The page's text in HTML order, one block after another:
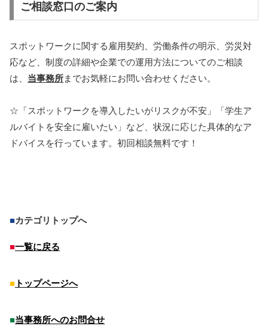
ご相談窓口のご案内
スポットワークに関する雇用契約、労働条件の明示、労災対
応など、制度の詳細や企業での運用方法についてのご相談
は、 当事務所までお気軽にお問い合わせください。
☆「スポットワークを導入したいがリスクが不安」「学生ア
ルバイトを安全に雇いたい」など、状況に応じた具体的なア
ドバイスを行っています。初回相談無料です！
■カテゴリトップへ
■一覧に戻る
■ トップページへ
■当事務所へのお問合せ